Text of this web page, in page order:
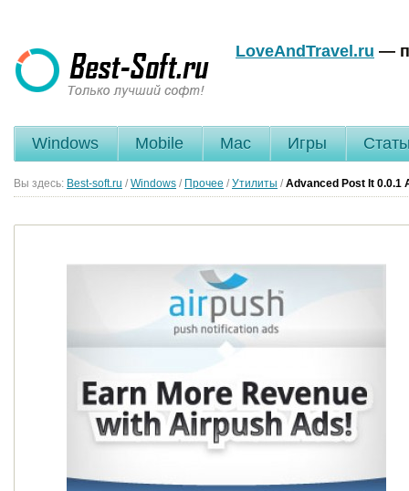
LoveAndTravel.ru —
Windows Mobile Mac Игры
Вы здесь: Best-soft.ru / Windows / Прочее / Утилиты / Advanced Post It 0.0.1